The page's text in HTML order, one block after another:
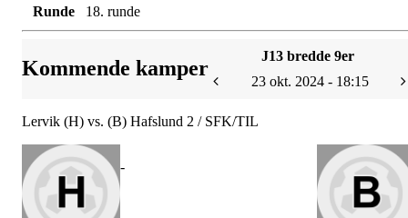
Runde
18. runde
Kommende kamper
J13 bredde 9er
23 okt. 2024 - 18:15
Lervik (H) vs. (B) Hafslund 2 / SFK/TIL
-